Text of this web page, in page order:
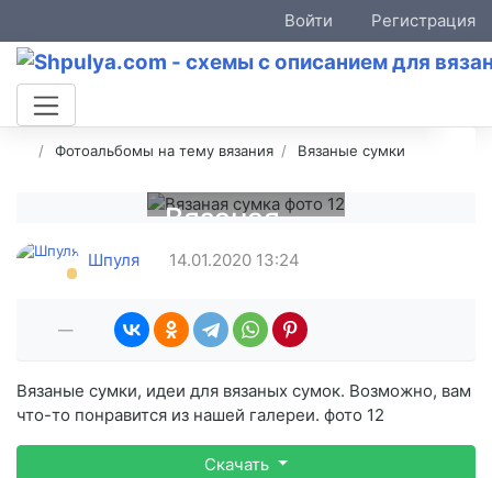
Войти Регистрация
Фотоальбомы на тему вязания Вязаные сумки
Вязаная
сумка
Шпуля 14.01.2020 13:24
—
Вязаные сумки, идеи для вязаных сумок. Возможно, вам
что-то понравится из нашей галереи. фото 12
Скачать